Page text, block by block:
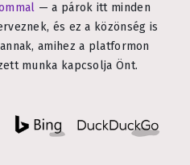
— a párok itt minden
és ez a közönség is
amihez a platformon
munka kapcsolja Önt.